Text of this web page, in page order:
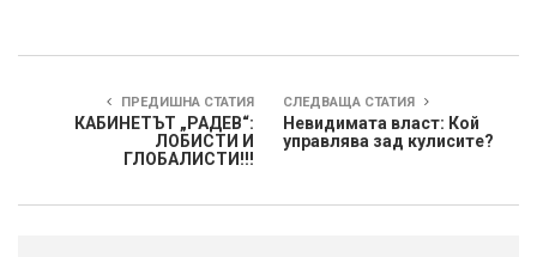
ПРЕДИШНА СТАТИЯ
КАБИНЕТЪТ „РАДЕВ“:
ЛОБИСТИ И
ГЛОБАЛИСТИ!!!
СЛЕДВАЩА СТАТИЯ
Невидимата власт: Кой
управлява зад кулисите?